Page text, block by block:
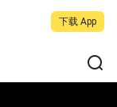
下载 App